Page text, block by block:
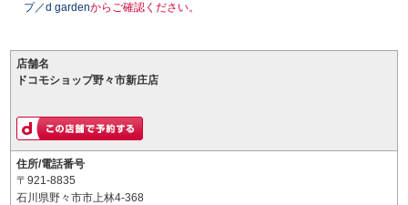
プ／d gardenからご確認ください。
店舗名
ドコモショップ野々市新庄店
住所/電話番号
〒921-8835
石川県野々市市上林4-368